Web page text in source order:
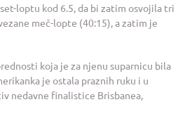
loptu kod 6.5, da bi zatim osvojila tri
meč-lopte (40:15), a zatim je
koja je za njenu suparnicu bila
je ostala praznih ruku i u
nedavne finalistice Brisbanea,